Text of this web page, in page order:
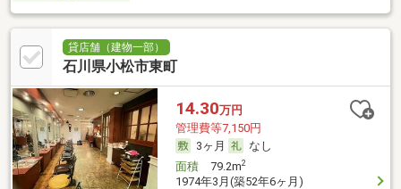
貸店舗（建物一部）
石川県小松市東町
14.30万円
管理費等7,150円
3ヶ月
なし
面積79.2m2
1974年3月(築52年6ヶ月)